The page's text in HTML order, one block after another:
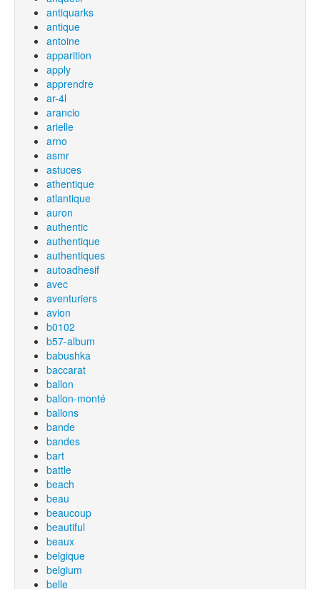
antiquarks
antique
antoine
apparition
apply
apprendre
ar-4l
arancio
arielle
arno
asmr
astuces
athentique
atlantique
auron
authentic
authentique
authentiques
autoadhesif
avec
aventuriers
avion
b0102
b57-album
babushka
baccarat
ballon
ballon-monté
ballons
bande
bandes
bart
battle
beach
beau
beaucoup
beautiful
beaux
belgique
belgium
belle